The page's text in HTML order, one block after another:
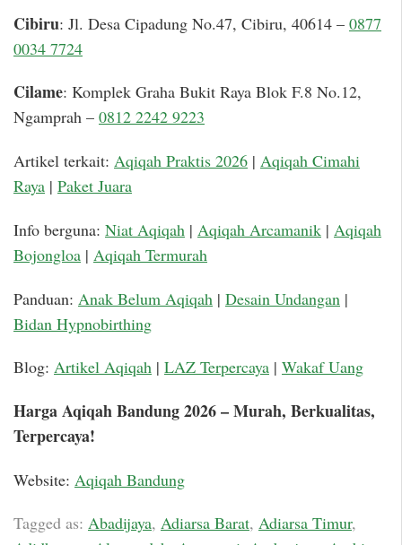
Cibiru: Jl. Desa Cipadung No.47, Cibiru, 40614 – 0877
0034 7724
Cilame: Komplek Graha Bukit Raya Blok F.8 No.12,
Ngamprah – 0812 2242 9223
Artikel terkait: Aqiqah Praktis 2026 | Aqiqah Cimahi
Raya | Paket Juara
Info berguna: Niat Aqiqah | Aqiqah Arcamanik | Aqiqah
Bojongloa | Aqiqah Termurah
Panduan: Anak Belum Aqiqah | Desain Undangan |
Bidan Hypnobirthing
Blog: Artikel Aqiqah | LAZ Terpercaya | Wakaf Uang
Harga Aqiqah Bandung 2026 – Murah, Berkualitas,
Terpercaya!
Website: Aqiqah Bandung
Tagged as: Abadijaya, Adiarsa Barat, Adiarsa Timur,